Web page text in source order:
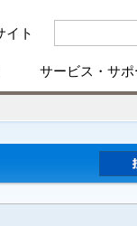
イト
サービス・サポ